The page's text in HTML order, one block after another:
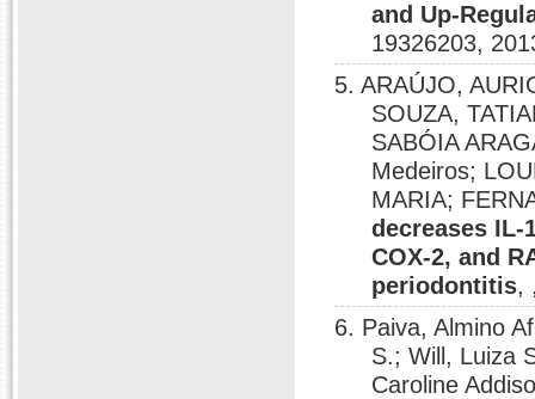
and Up-
19326203,
5. ARAÚJO,
SOUZA,
SABÓIA
Medeiros;
MARIA;
decreases IL-
COX-2, and
periodontitis,
6. Paiva, Almino
S.; Will, Luiza
Caroline